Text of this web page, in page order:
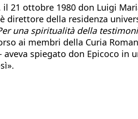
21 ottobre 1980 don Luigi
direttore della residenza
una spiritualità della
ai membri della Curia
spiegato don Epicoco in